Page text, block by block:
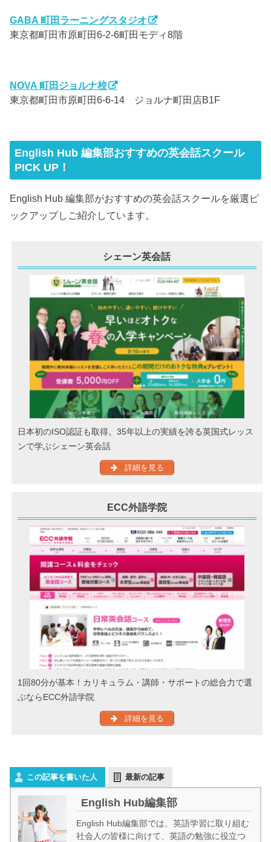
GABA 町田ラーニングスタジオ
東京都町田市原町田6-2-6町田モディ8階
NOVA 町田ジョルナ校
東京都町田市原町田6-6-14 ジョルナ町田店B1F
English Hub 編集部おすすめの英会話スクール
PICK UP！
English Hub 編集部がおすすめの英会話スクールを厳選ピ
ックアップしご紹介しています。
シェーン英会話
日本初のISO認証も取得。35年以上の実績を誇る英国式レッス
ンで学ぶシェーン英会話
詳細を見る
ECC外語学院
1回80分が基本！カリキュラム・講師・サポートの総合力で選
ぶならECC外語学院
詳細を見る
この記事を書いた人 最新の記事
English Hub編集部
English Hub編集部では、英語学習に取り組む
社会人の皆様に向けて、英語の勉強に役立つ